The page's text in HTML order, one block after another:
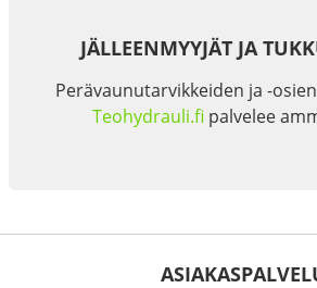
JÄLLEENMYYJÄT JA
Perävaunutarvikkeiden ja -
Teohydrauli.fi palvelee